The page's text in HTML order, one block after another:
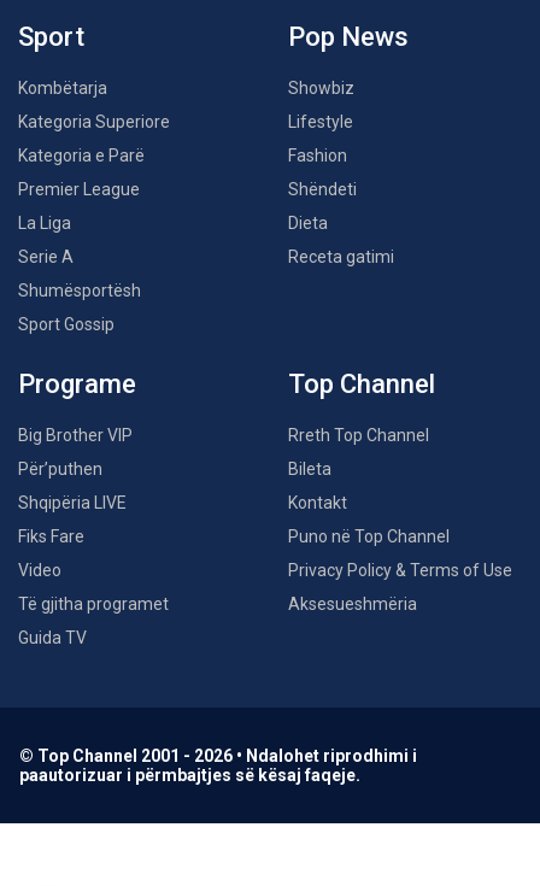
Sport
Kombëtarja
Kategoria Superiore
Kategoria e Parë
Premier League
La Liga
Serie A
Shumësportësh
Sport Gossip
Pop News
Showbiz
Lifestyle
Fashion
Shëndeti
Dieta
Receta gatimi
Programe
Big Brother VIP
Për’puthen
Shqipëria LIVE
Fiks Fare
Video
Të gjitha programet
Guida TV
Top Channel
Rreth Top Channel
Bileta
Kontakt
Puno në Top Channel
Privacy Policy & Terms of Use
Aksesueshmëria
© Top Channel 2001 - 2026 • Ndalohet riprodhimi i
paautorizuar i përmbajtjes së kësaj faqeje.